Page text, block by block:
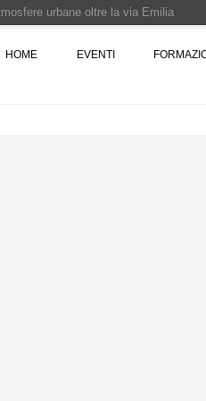
HOME EVENTI
urbane oltre la via Emilia
creatore di Pinocchio - Call di